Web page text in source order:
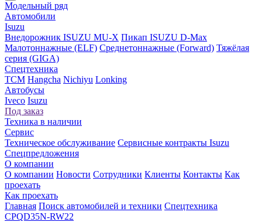
Модельный ряд
Автомобили
Isuzu
Внедорожник ISUZU MU-X Пикап ISUZU D-Max
Малотоннажные (ELF) Среднетоннажные (Forward) Тяжёлая
серия (GIGA)
Спецтехника
TCM Hangcha Nichiyu Lonking
Автобусы
Iveco Isuzu
Под заказ
Техника в наличии
Сервис
Техническое обслуживание Сервисные контракты Isuzu
Спецпредложения
О компании
О компании Новости Сотрудники Клиенты Контакты Как
проехать
Как проехать
Главная Поиск автомобилей и техники Спецтехника
CPQD35N-RW22